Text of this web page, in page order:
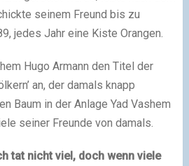
seinem Freund bis zu
jedes Jahr eine Kiste Orangen.
Hugo Armann den Titel der
an, der damals knapp
Baum in der Anlage Yad Vashem
seiner Freunde von damals.
tat nicht viel, doch wenn viele